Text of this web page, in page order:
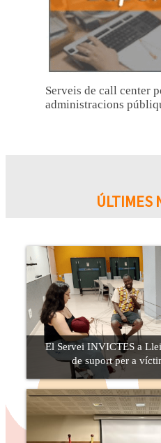
Serveis de call center
administracions
ÚLTIMES
El Servei INVICTES a
de suport per a